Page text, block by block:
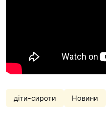
діти-сироти Новини